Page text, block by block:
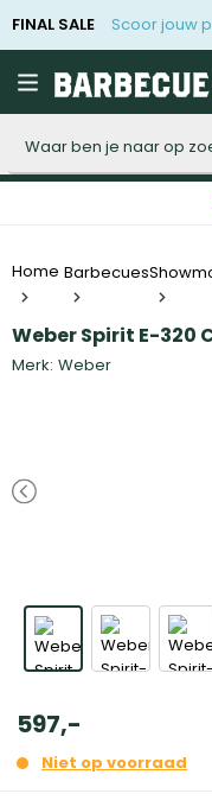
FINAL SALE Scoor jouw
Home Barbecues
Weber Spirit E-320
Merk: Weber
597,-
Niet op voorraad